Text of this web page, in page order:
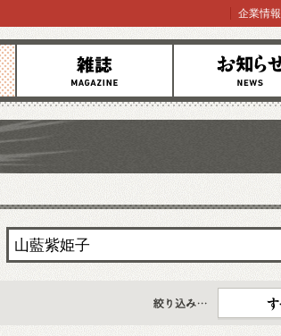
雑誌 お知らせ
企業情報
すべて